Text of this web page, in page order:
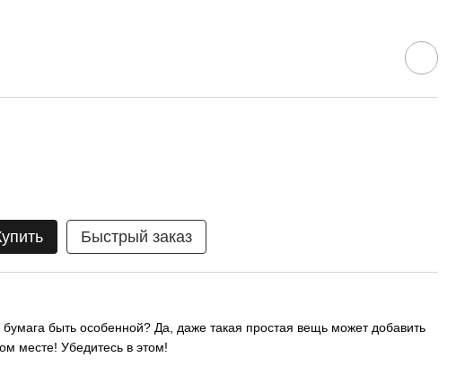
Быстрый заказ
быть особенной? Да, даже такая простая вещь может добавить
месте! Убедитесь в этом!